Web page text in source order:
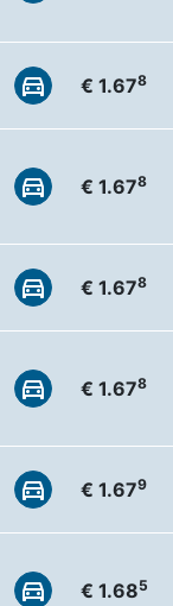
€ 1.678
€ 1.678
€ 1.678
€ 1.678
€ 1.679
€ 1.685